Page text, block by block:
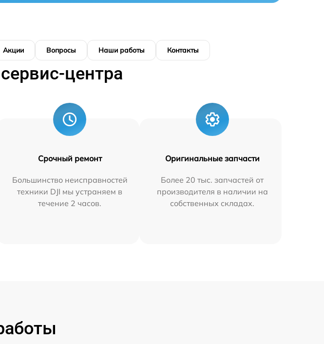
Акции Вопросы Наши работы Контакты
центра
Срочный ремонт
Большинство неисправностей
техники DJI мы устраняем в
течение 2 часов.
Оригинальные запчасти
Более 20 тыс. запчастей от
производителя в наличии на
собственных складах.